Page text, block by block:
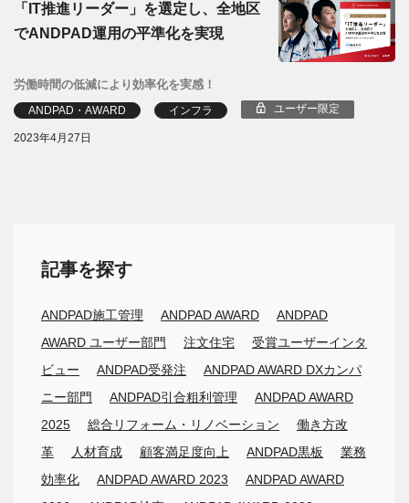
「IT推進リーダー」を選定し、全地区
でANDPAD運用の平準化を実現
労働時間の低減により効率化を実感！
ANDPAD・AWARD インフラ ユーザー限定
2023年4月27日
記事を探す
ANDPAD施工管理 ANDPAD AWARD
ANDPAD
AWARD ユーザー部門
注文住宅
受賞ユーザーインタ
ビュー
ANDPAD受発注
ANDPAD AWARD DXカンパ
ニー部門
ANDPAD引合粗利管理
ANDPAD AWARD
2025
総合リフォーム・リノベーション
働き方改
革
人材育成 顧客満足度向上 ANDPAD黒板
業務
効率化
ANDPAD AWARD 2023
ANDPAD AWARD